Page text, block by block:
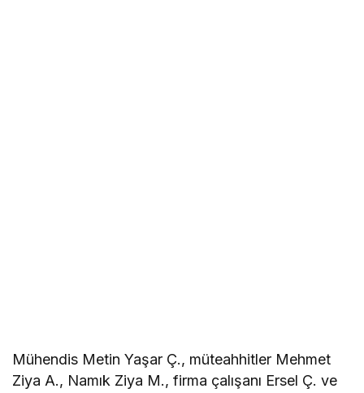
Mühendis Metin Yaşar Ç., müteahhitler Mehmet
Ziya A., Namık Ziya M., firma çalışanı Ersel Ç. ve